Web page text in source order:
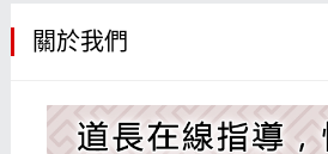
關於我們